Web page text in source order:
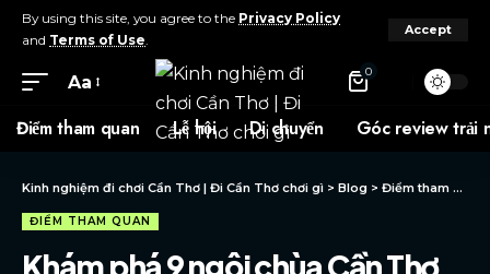
By using this site, you agree to the Privacy Policy
and Terms of Use.
Accept
Aa 0
Điểm tham quan Lễ hội Di chuyển Góc review trải
Kinh nghiệm đi chơi Cần Thơ | Đi Cần Thơ chơi gì > Blog > Điểm tham quan
ĐIỂM THAM QUAN
Khám phá 9 ngôi chùa Cần Thơ